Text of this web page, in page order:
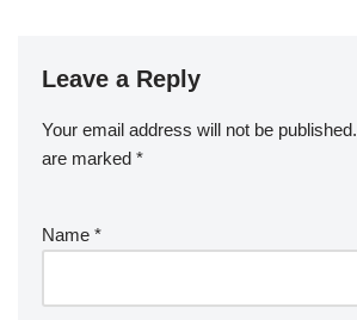
Leave a Reply
Your email address will not be published.
are marked *
Name *